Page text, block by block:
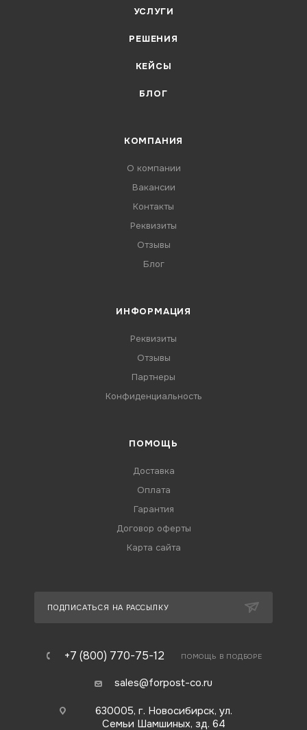
УСЛУГИ
РЕШЕНИЯ
КЕЙСЫ
БЛОГ
КОМПАНИЯ
О компании
Вакансии
Контакты
Реквизиты
Отзывы
Блог
ИНФОРМАЦИЯ
Реквизиты
Отзывы
Партнеры
Конфиденциальность
ПОМОЩЬ
Доставка
Оплата
Гарантия
Договор оферты
Карта сайта
ПОДПИСАТЬСЯ НА РАССЫЛКУ
+7 (800) 770-75-12 ПОМОЩЬ В ПОДБОРЕ
sales@forpost-co.ru
630005, г. Новосибирск, ул.
Семьи Шамшиных, зд. 64